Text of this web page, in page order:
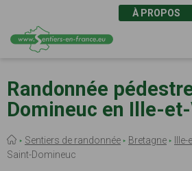
au
contenu
principal
À PROPOS
Randonnée
Domineuc en Ille-
Fil
d'Ariane
Sentiers de randonnée Bretagne
Saint-Domineuc